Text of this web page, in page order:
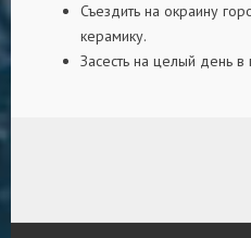
Съездить на окраину
керамику.
Засесть на целый день в